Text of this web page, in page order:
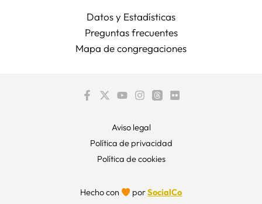
Datos y Estadísticas
Preguntas frecuentes
Mapa de congregaciones
Aviso legal
Política de privacidad
Política de cookies
Hecho con porSocialCo